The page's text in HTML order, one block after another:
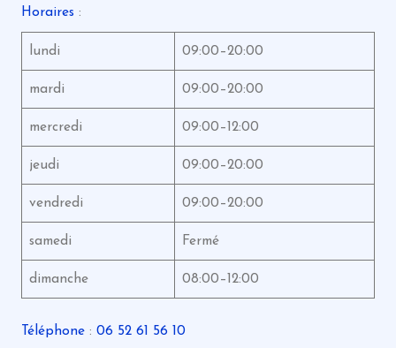
Horaires :
lundi 09:00–20:00
mardi 09:00–20:00
mercredi 09:00–12:00
jeudi 09:00–20:00
vendredi 09:00–20:00
samedi Fermé
dimanche 08:00–12:00
Téléphone: 06 52 61 56 10